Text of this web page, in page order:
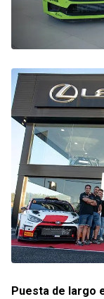
Puesta de largo